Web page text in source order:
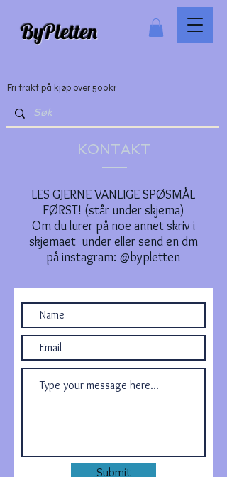
ByPletten
Fri frakt på kjøp over 500kr
KONTAKT
LES GJERNE VANLIGE SPØSMÅL
FØRST! (står under skjema)
Om du lurer på noe annet skriv i
skjemaet under eller send en dm
på instagram: @bypletten
Submit